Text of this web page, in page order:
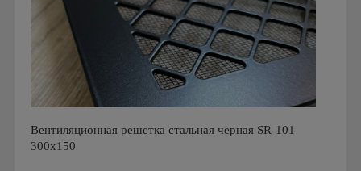
Вентиляционная решетка стальная черная SR-101
300х150